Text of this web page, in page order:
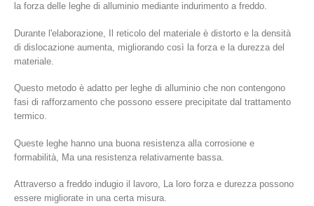
la forza delle leghe di alluminio mediante indurimento a freddo.
Durante l'elaborazione, Il reticolo del materiale è distorto e la densità
di dislocazione aumenta, migliorando così la forza e la durezza del
materiale.
Questo metodo è adatto per leghe di alluminio che non contengono
fasi di rafforzamento che possono essere precipitate dal trattamento
termico.
Queste leghe hanno una buona resistenza alla corrosione e
formabilità, Ma una resistenza relativamente bassa.
Attraverso a freddo indugio il lavoro, La loro forza e durezza possono
essere migliorate in una certa misura.